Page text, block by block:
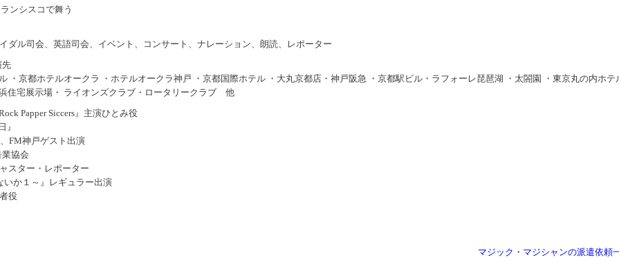
ンシスコで舞う
ル司会、英語司会、イベント、コンサート、ナレーション、朗読、レポーター
先
・京都ホテルオークラ ・ホテルオークラ神戸 ・京都国際ホテル ・大丸京都店・神戸阪急 ・京都駅ビル・ラフォーレ琵琶湖 ・太閤園 ・東京丸の内ホテ
住宅展示場・ ライオンズクラブ・ロータリークラブ 他
Papper Siccers』主演ひとみ役
』
、FM神戸ゲスト出演
業協会
スター・レポーター
いか１～』レギュラー出演
役
マジック・マジシャンの派遣依頼